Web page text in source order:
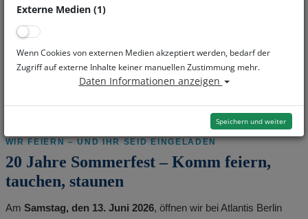
WIR FEIERN – UND IHR SEID EINGELADEN
20 Jahre Sommerfest – Komm feiern,
tauchen, staunen
Am Samstag, den 13. Juni 2026, öffnen wir bei Atlantis Berlin
Externe Medien (1)
Wenn Cookies von externen Medien akzeptiert werden, bedarf der
Zugriff auf externe Inhalte keiner manuellen Zustimmung mehr.
Daten Informationen anzeigen
Speichern und weiter